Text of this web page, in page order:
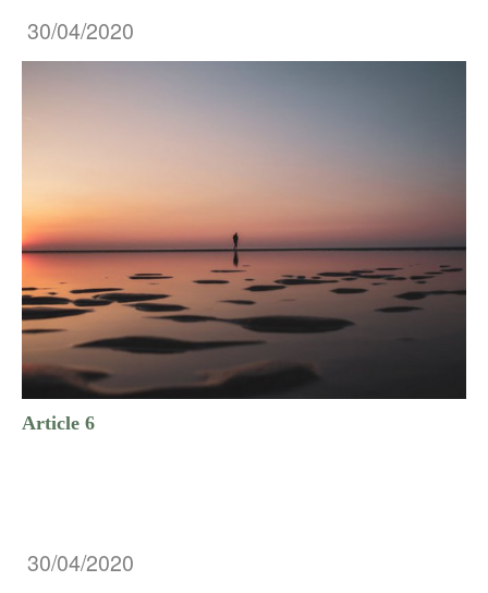
30/04/2020
Article 6
30/04/2020